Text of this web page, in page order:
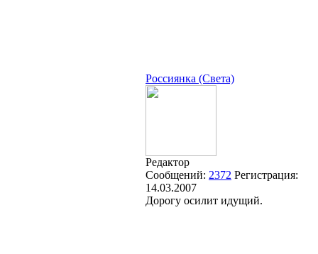
Россиянка (Света)
Редактор
Сообщений: 2372 Регистрация:
14.03.2007
Дорогу осилит идущий.